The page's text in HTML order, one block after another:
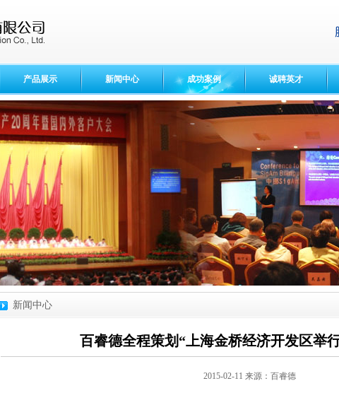
产品展示 新闻中心 成功案例 诚聘英才
新闻中心
百睿德全程策划“上海金桥经济开发区举
2015-02-11 来源：百睿德